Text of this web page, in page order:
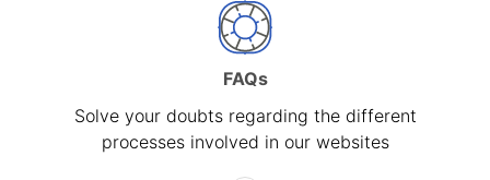
FAQs
Solve your doubts regarding the different
processes involved in our websites